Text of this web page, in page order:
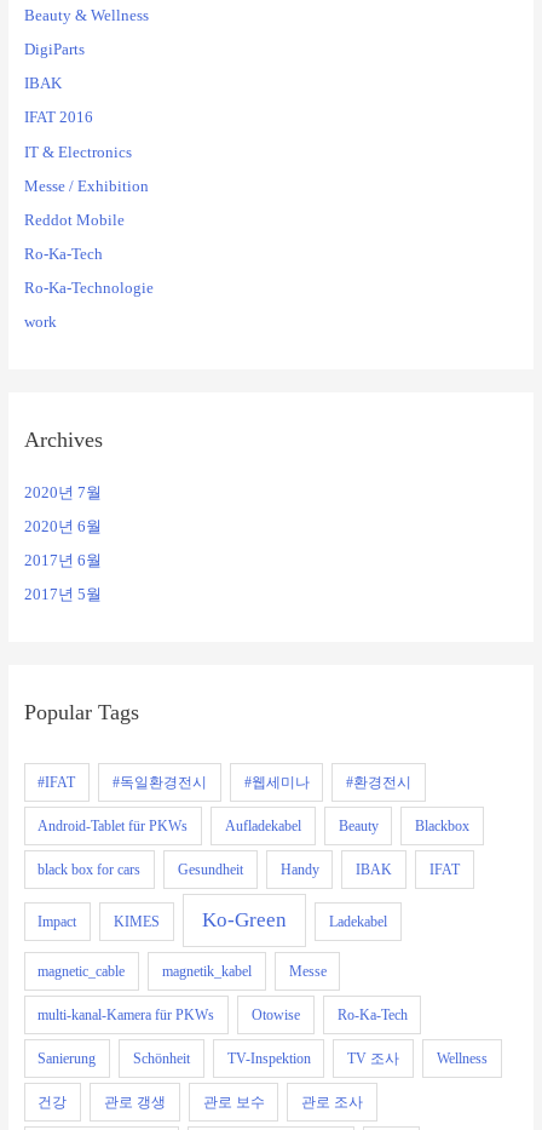
Beauty & Wellness
DigiParts
IBAK
IFAT 2016
IT & Electronics
Messe / Exhibition
Reddot Mobile
Ro-Ka-Tech
Ro-Ka-Technologie
work
Archives
2020년 7월
2020년 6월
2017년 6월
2017년 5월
Popular Tags
#IFAT #독일환경전시 #웹세미나 #환경전시
Android-Tablet für PKWs Aufladekabel Beauty Blackbox
black box for cars Gesundheit Handy IBAK IFAT
Impact KIMES Ko-Green Ladekabel
magnetic_cable magnetik_kabel Messe
multi-kanal-Kamera für PKWs Otowise Ro-Ka-Tech
Sanierung Schönheit TV-Inspektion TV 조사 Wellness
건강 관로 갱생 관로 보수 관로 조사